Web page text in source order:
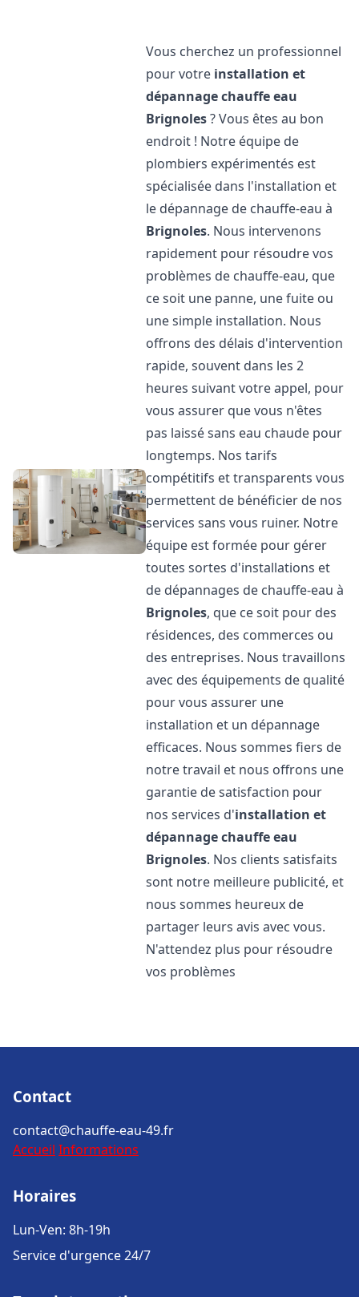
Vous cherchez un professionnel
pour votre installation et
dépannage chauffe eau
Brignoles? Vous êtes au bon
endroit ! Notre équipe de
plombiers expérimentés est
spécialisée dans l'installation et
le dépannage de chauffe-eau à
Brignoles. Nous intervenons
rapidement pour résoudre vos
problèmes de chauffe-eau, que
ce soit une panne, une fuite ou
une simple installation. Nous
offrons des délais d'intervention
rapide, souvent dans les 2
heures suivant votre appel, pour
vous assurer que vous n'êtes
pas laissé sans eau chaude pour
longtemps. Nos tarifs
compétitifs et transparents vous
permettent de bénéficier de nos
services sans vous ruiner. Notre
équipe est formée pour gérer
toutes sortes d'installations et
de dépannages de chauffe-eau à
Brignoles, que ce soit pour des
résidences, des commerces ou
des entreprises. Nous travaillons
avec des équipements de qualité
pour vous assurer une
installation et un dépannage
efficaces. Nous sommes fiers de
notre travail et nous offrons une
garantie de satisfaction pour
nos services d'installation et
dépannage chauffe eau
Brignoles. Nos clients satisfaits
sont notre meilleure publicité, et
nous sommes heureux de
partager leurs avis avec vous.
N'attendez plus pour résoudre
vos problèmes
Contact
contact@chauffe-eau-49.fr
Accueil Informations
Horaires
Lun-Ven: 8h-19h
Service d'urgence 24/7